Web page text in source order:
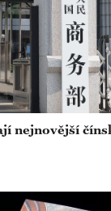
nejnovější